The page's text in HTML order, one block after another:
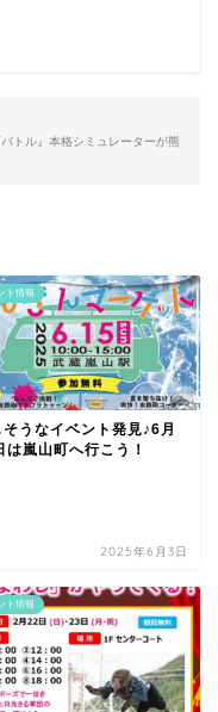
トル』本格シミュレーターが熊
ト情報
そうなイベント発見♪6月
は嵐山町へ行こう！
2025年6月3日
ト情報